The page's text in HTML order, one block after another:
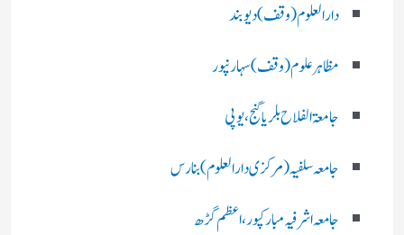
دارالعلوم (وقف)دیوبند
مظاہرعلوم (وقف)سہارنپور
جامعۃ الفلاح بلریاگنج،یوپی
جامعہ سلفیہ(مرکزی دارالعلوم )بنارس
جامعہ اشرفیہ مبارکپور،اعظم گڑھ